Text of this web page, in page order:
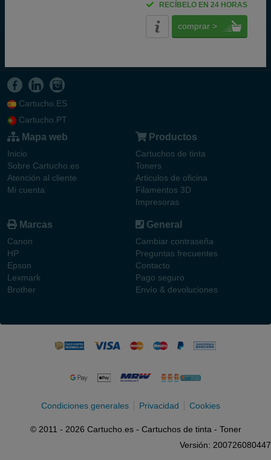
RECÍBELO EN 24 HORAS
comprar >
Cartucho.ES
Cartucho.PT
Mapa web
Inicio
Sobre Cartucho.es
Atención al cliente
Mi cuenta
Productos
Cartuchos de tinta
Toners
Articulos de oficina
Filamentos 3D
Impresoras
Marcas
Canon
HP
Epson
Lexmark
Brother
General
Cambiar contraseña
Preguntas frecuentes
Contacto
Pago seguro
Envío & devoluciones
Condiciones generales Privacidad Cookies
© 2011 - 2026 Cartucho.es - Cartuchos de tinta - Toner
Versión: 200726080447